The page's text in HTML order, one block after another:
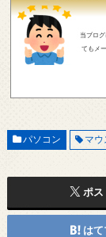
当ブログについて レビューのご依頼は、こ
てもメ
パソコン マウ
ポス
はて